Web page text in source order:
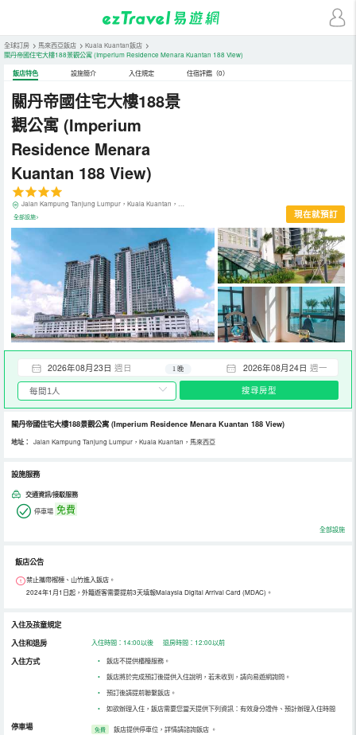
全球訂房 > 馬來西亞飯店 > Kuala Kuantan飯店 >
關丹帝國住宅大樓188景觀公寓(Imperium Residence Menara Kuantan 188 View)
飯店特色 設施簡介 入住規定 住宿評鑑（0）
關丹帝國住宅大樓188景
觀公寓 (Imperium
Residence Menara
Kuantan 188 View)
Jalan Kampung Tanjung Lumpur，Kuala Kuantan，馬來西亞
全部設施> 現在就預訂
2026年08月23日 週日 2026年08月24日 週一
1 晚
搜尋房型
關丹帝國住宅大樓188景觀公寓 (Imperium Residence Menara Kuantan 188 View)
地址： Jalan Kampung Tanjung Lumpur，Kuala Kuantan，馬來西亞
設施服務
交通資訊/接駁服務
停車場 免費
全部設施
飯店公告
禁止攜帶榴槤、山竹進入飯店。
2024年1月1日起，外籍遊客需要提前3天填報Malaysia Digital Arrival Card (MDAC)。
入住及孩童規定
入住和退房
入住時間：14:00以後 退房時間：12:00以前
入住方式 •
飯店不提供櫃檯服務。
•
飯店將於完成預訂後提供入住說明，若未收到，請向易遊網詢問。
•
預訂後請提前聯繫飯店。
•
如欲辦理入住，飯店需要您當天提供下列資訊：有效身分證件、預計辦理入住時間
停車場 免費 飯店提供停車位，詳情請諮詢飯店 。